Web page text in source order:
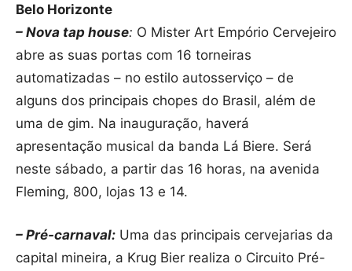
Belo Horizonte
– Nova tap house: O Mister Art Empório Cervejeiro
abre as suas portas com 16 torneiras
automatizadas – no estilo autosserviço – de
alguns dos principais chopes do Brasil, além de
uma de gim. Na inauguração, haverá
apresentação musical da banda Lá Biere. Será
neste sábado, a partir das 16 horas, na avenida
Fleming, 800, lojas 13 e 14.
– Pré-carnaval: Uma das principais cervejarias da
capital mineira, a Krug Bier realiza o Circuito Pré-